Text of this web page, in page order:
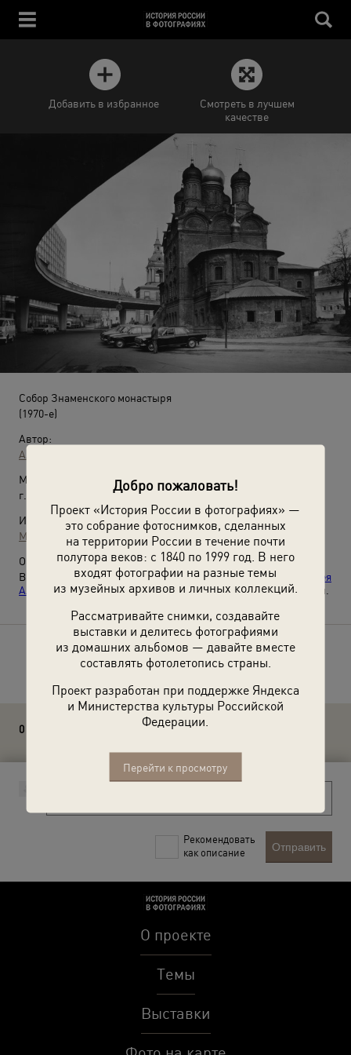
Добро пожаловать!
Проект «История России в фотографиях» —
это собрание фотоснимков, сделанных
на территории России в течение почти
полутора веков: с 1840 по 1999 год. В него
входят фотографии на разные темы
из музейных архивов и личных коллекций.
Рассматривайте снимки, создавайте
выставки и делитесь фотографиями
из домашних альбомов — давайте вместе
составлять фотолетопись страны.
Проект разработан при поддержке Яндекса
и Министерства культуры Российской
Федерации.
Перейти к просмотру
Добавить в избранное
Смотреть в лучшем
качестве
Собор Знаменского монастыря
(1970-е)
Автор:
Алексей Александров
Место съемки:
г. Москва
Источники:
МАММ / МДФ
О фотографии:
Выставки «Архитектура, фасады, детали. Фотографии Алексея
Александрова» и«Москва моя любимая»с этой фотографией.
Расскажите друзьям об этом фото
0 комментариев
Рекомендовать
как описание
Отправить
О проекте
Темы
Выставки